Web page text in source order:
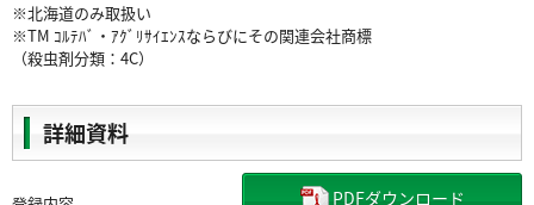
※北海道のみ取扱い
※TM ｺﾙﾃﾊﾞ・ｱｸﾞﾘｻｲｴﾝｽならびにその関連会社商標
（殺虫剤分類：4C）
詳細資料
PDFダウンロード